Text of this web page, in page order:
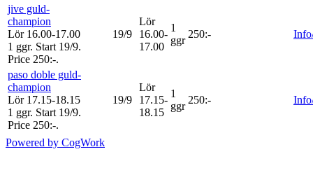
jive guld-
champion
Lör 16.00-17.00
1 ggr. Start 19/9.
Price 250:-.
19/9
Lör
16.00-
17.00
1
ggr
250:-
paso doble guld-
champion
Lör 17.15-18.15
1 ggr. Start 19/9.
Price 250:-.
19/9
Lör
17.15-
18.15
1
ggr
250:-
Powered by CogWork